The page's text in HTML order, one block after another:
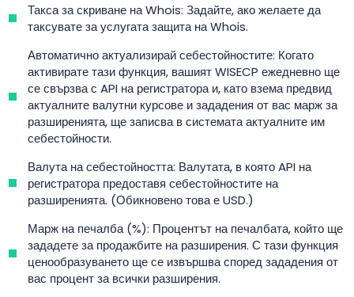
Такса за скриване на Whois: Задайте, ако желаете да
таксувате за услугата защита на Whois.
Автоматично актуализирай себестойностите: Когато
активирате тази функция, вашият WISECP ежедневно ще
се свързва с API на регистратора и, като взема предвид
актуалните валутни курсове и зададения от вас марж за
разширенията, ще записва в системата актуалните им
себестойности.
Валута на себестойността: Валутата, в която API на
регистратора предоставя себестойностите на
разширенията. (Обикновено това е USD.)
Марж на печалба (%): Процентът на печалбата, който ще
зададете за продажбите на разширения. С тази функция
ценообразуването ще се извършва според зададения от
вас процент за всички разширения.